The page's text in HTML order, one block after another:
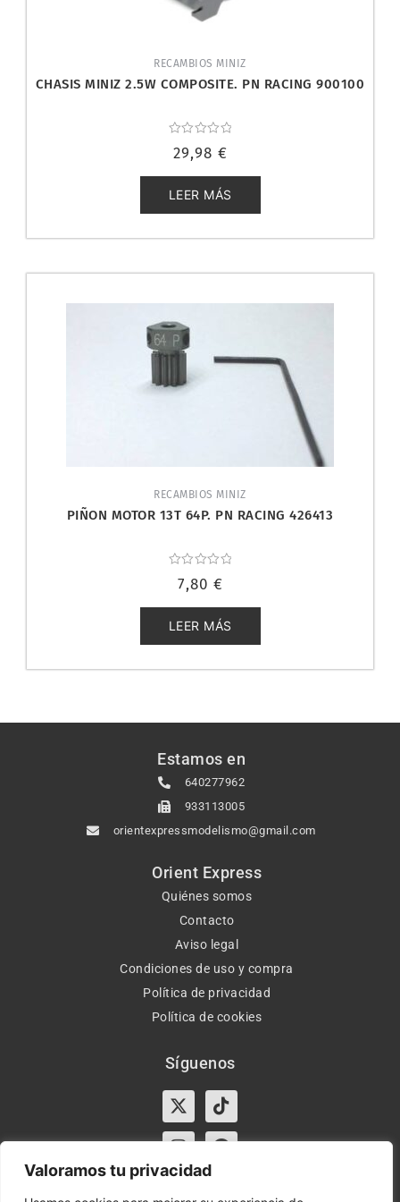
Valoramos tu privacidad
RECAMBIOS MINIZ
CHASIS MINIZ 2.5W COMPOSITE. PN RACING 900100
con
de
5
29,98 €
LEER MÁS
RECAMBIOS MINIZ
PIÑON MOTOR 13T 64P. PN RACING 426413
con
de
5
7,80 €
LEER MÁS
Estamos en
640277962
933113005
orientexpressmodelismo@gmail.com
Orient Express
Quiénes somos
Contacto
Aviso legal
Condiciones de uso y compra
Política de privacidad
Política de cookies
Síguenos
X-
twitter
Tiktok
InstagramFacebook